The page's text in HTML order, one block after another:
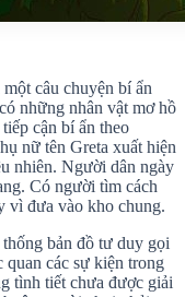
câu chuyện bí ẩn
những nhân vật mơ hồ
cận bí ẩn theo
nữ tên Greta xuất hiện
nhiên. Người dân ngày
Có người tìm cách
vì đưa vào kho chung.
bản đồ tư duy gọi
các sự kiện trong
tình tiết chưa được giải